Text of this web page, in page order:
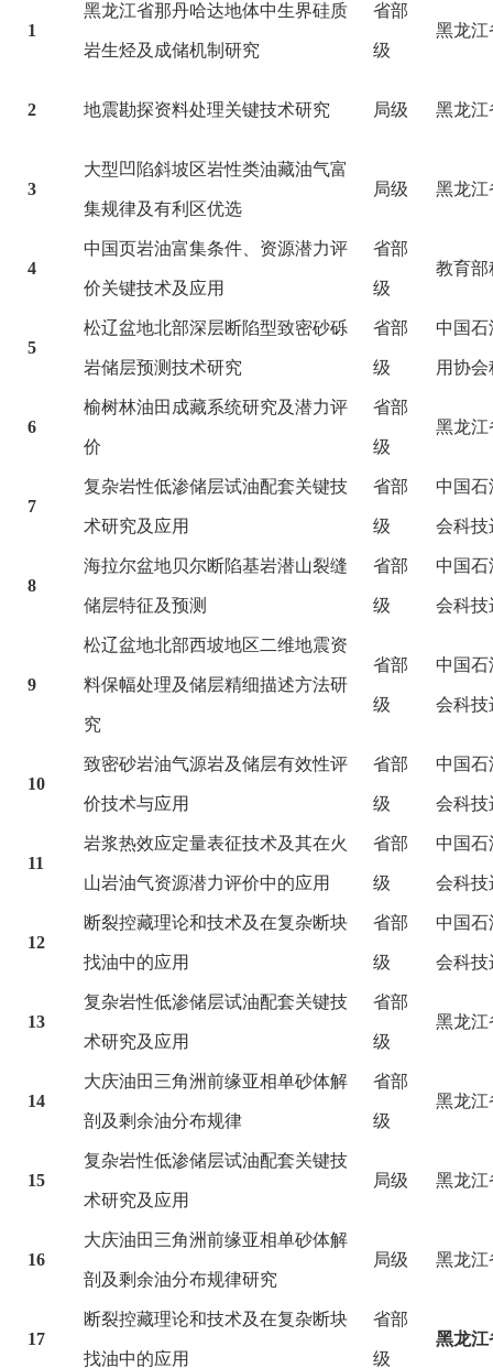
1
黑龙江省那丹哈达地体中生界硅质
岩生烃及成储机制研究
省部
级
黑龙江
2 地震勘探资料处理关键技术研究 局级 黑龙江
3
大型凹陷斜坡区岩性类油藏油气富
集规律及有利区优选
局级 黑龙江
4
中国页岩油富集条件、资源潜力评
价关键技术及应用
省部
级
教育部
5
松辽盆地北部深层断陷型致密砂砾
岩储层预测技术研究
省部
级
中国
用协
6
榆树林油田成藏系统研究及潜力评
价
省部
级
黑龙江
7
复杂岩性低渗储层试油配套关键技
术研究及应用
省部
级
中国
会科技
8
海拉尔盆地贝尔断陷基岩潜山裂缝
储层特征及预测
省部
级
中国
会科技
9
松辽盆地北部西坡地区二维地震资
料保幅处理及储层精细描述方法研
究
省部
级
中国
会科技
10
致密砂岩油气源岩及储层有效性评
价技术与应用
省部
级
中国
会科技
11
岩浆热效应定量表征技术及其在火
山岩油气资源潜力评价中的应用
省部
级
中国
会科技
12
断裂控藏理论和技术及在复杂断块
找油中的应用
省部
级
中国
会科技
13
复杂岩性低渗储层试油配套关键技
术研究及应用
省部
级
黑龙江
14
大庆油田三角洲前缘亚相单砂体解
剖及剩余油分布规律
省部
级
黑龙江
15
复杂岩性低渗储层试油配套关键技
术研究及应用
局级 黑龙江
16
大庆油田三角洲前缘亚相单砂体解
剖及剩余油分布规律研究
局级 黑龙江
17
断裂控藏理论和技术及在复杂断块
找油中的应用
省部
级
黑龙江